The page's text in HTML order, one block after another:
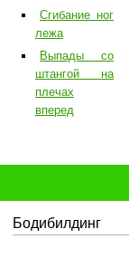
Сгибание ног
лежа
Выпады со
штангой на
плечах
вперед
Бодибилдинг